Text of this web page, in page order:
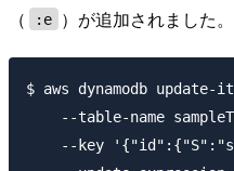
（
:e ）が追加されました。
$ aws dynamodb update-
--table-name
--key